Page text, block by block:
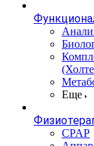
Еще
CPAP